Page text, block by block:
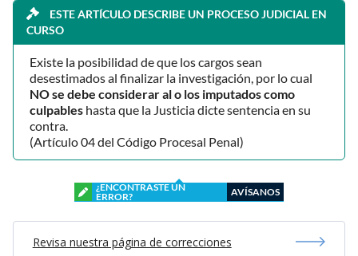
ESTE ARTÍCULO DESCRIBE UN PROCESO JUDICIAL EN
CURSO
Existe la posibilidad de que los cargos sean
desestimados al finalizar la investigación, por lo cual
NO se debe considerar al o los imputados como
culpables hasta que la Justicia dicte sentencia en su
contra.
(Artículo 04 del Código Procesal Penal)
¿ENCONTRASTE UN
ERROR?
AVÍSANOS
Revisa nuestra página de correcciones